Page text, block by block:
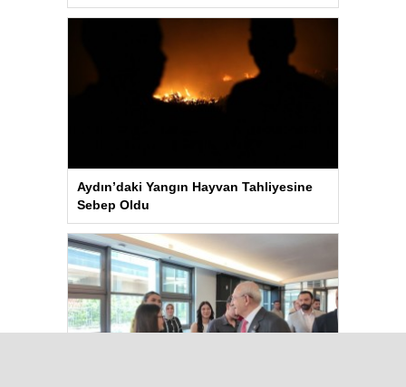
Aydın’daki Yangın Hayvan Tahliyesine
Sebep Oldu